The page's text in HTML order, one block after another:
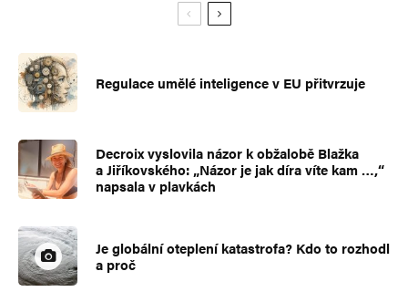
Regulace umělé inteligence v EU přitvrzuje
Decroix vyslovila názor k obžalobě Blažka
a Jiříkovského: „Názor je jak díra víte kam …,“
napsala v plavkách
Je globální oteplení katastrofa? Kdo to rozhodl
a proč